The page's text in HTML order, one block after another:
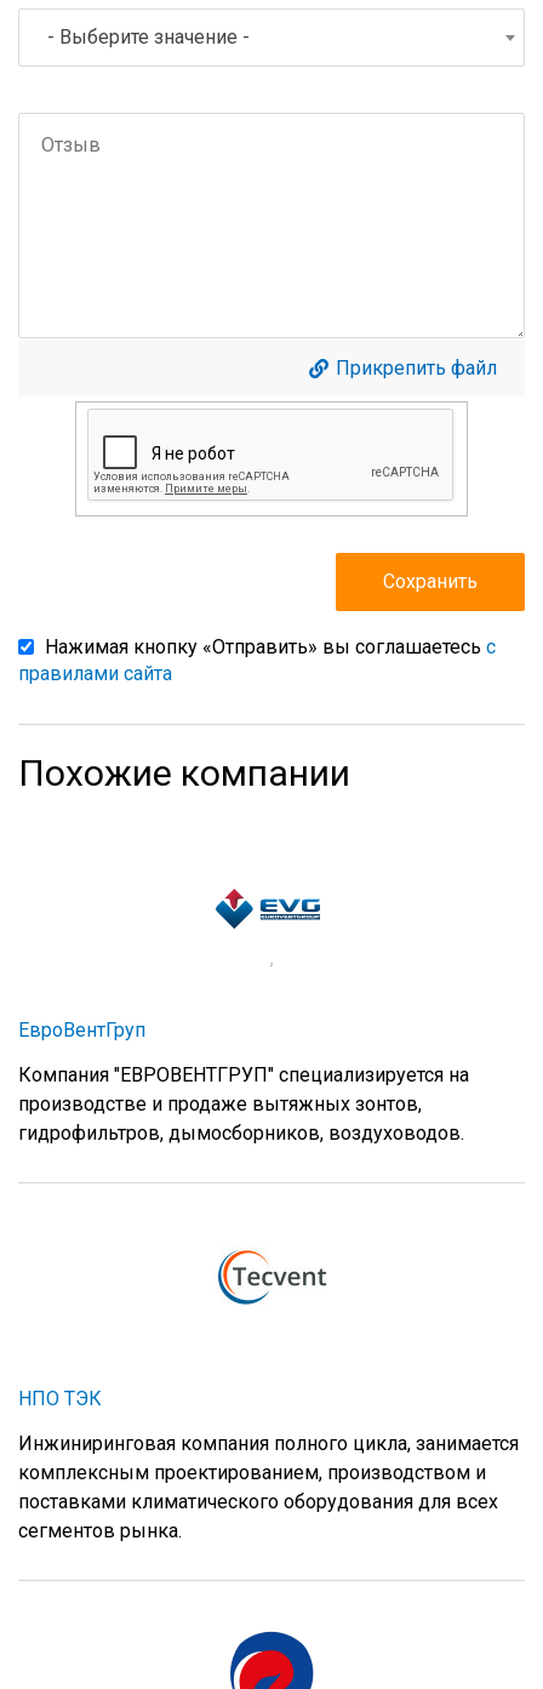
- Выберите значение -
Прикрепить файл
Нажимая кнопку «Отправить» вы соглашаетесь с
правилами сайта
Похожие компании
ЕвроВентГруп
Компания "ЕВРОВЕНТГРУП" специализируется на
производстве и продаже вытяжных зонтов,
гидрофильтров, дымосборников, воздуховодов.
НПО ТЭК
Инжиниринговая компания полного цикла, занимается
комплексным проектированием, производством и
поставками климатического оборудования для всех
сегментов рынка.